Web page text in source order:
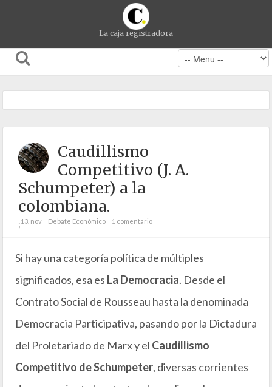
La caja registradora
Caudillismo
Competitivo (J. A.
Schumpeter) a la
colombiana.
;13. nov Debate Económico 1 comentario
Si hay una categoría política de múltiples
significados, esa es La Democracia. Desde el
Contrato Social de Rousseau hasta la denominada
Democracia Participativa, pasando por la Dictadura
del Proletariado de Marx y el Caudillismo
Competitivo de Schumpeter, diversas corrientes